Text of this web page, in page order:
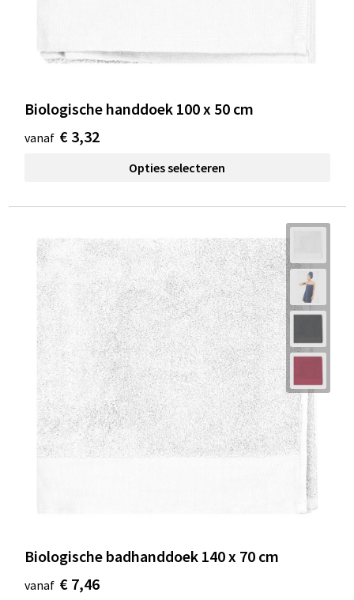
Biologische handdoek 100 x 50 cm
vanaf € 3,32
Opties selecteren
Biologische badhanddoek 140 x 70 cm
vanaf € 7,46